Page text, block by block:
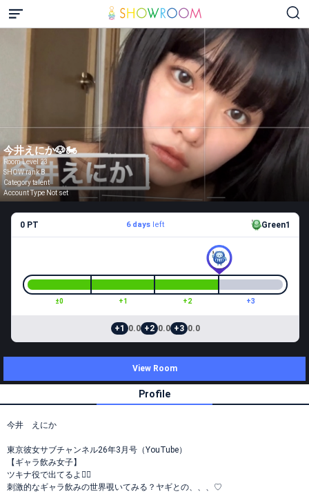
今井えにか🐶🏍️
Room Level 23
SHOW rank B
Category talent
Account Type Not set
0 PT 6 daysleft Green1
±0 +1 +2 +3
+1 0.0 +2 0.0 +3 0.0
View Room
Profile
今井 えにか
東京彼女サブチャンネル26年3月号（YouTube）
【ギャラ飲み女子】
ツキナ役で出てるよ❤️‍🔥
刺激的なギャラ飲みの世界覗いてみる？ヤギとの、、、♡